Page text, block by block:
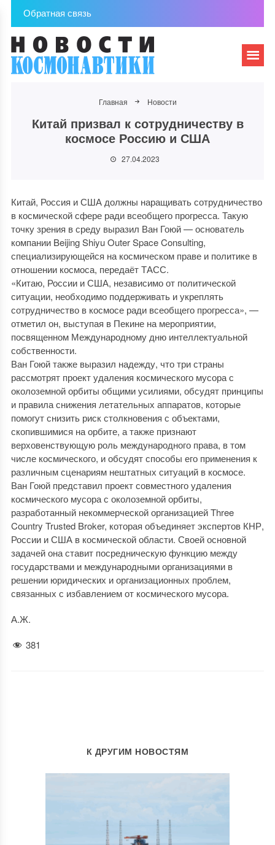
Обратная связь
Главная Новости
Китай призвал к сотрудничеству в
космосе Россию и США
27.04.2023
Китай, Россия и США должны наращивать сотрудничество
в космической сфере ради всеобщего прогресса. Такую
точку зрения в среду выразил Ван Гоюй — основатель
компании Beijing Shiyu Outer Space Consulting,
специализирующейся на космическом праве и политике в
отношении космоса, передаёт ТАСС.
«Китаю, России и США, независимо от политической
ситуации, необходимо поддерживать и укреплять
сотрудничество в космосе ради всеобщего прогресса», —
отметил он, выступая в Пекине на мероприятии,
посвященном Международному дню интеллектуальной
собственности.
Ван Гоюй также выразил надежду, что три страны
рассмотрят проект удаления космического мусора с
околоземной орбиты общими усилиями, обсудят принципы
и правила снижения летательных аппаратов, которые
помогут снизить риск столкновения с объектами,
скопившимися на орбите, а также признают
верховенствующую роль международного права, в том
числе космического, и обсудят способы его применения к
различным сценариям нештатных ситуаций в космосе.
Ван Гоюй представил проект совместного удаления
космического мусора с околоземной орбиты,
разработанный некоммерческой организацией Three
Country Trusted Broker, которая объединяет экспертов КНР,
России и США в космической области. Своей основной
задачей она ставит посредническую функцию между
государствами и международными организациями в
решении юридических и организационных проблем,
связанных с избавлением от космического мусора.
А.Ж.
381
К ДРУГИМ НОВОСТЯМ